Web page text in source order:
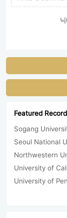
Featured
Sogang
Seoul National
Northwestern
University of
University of